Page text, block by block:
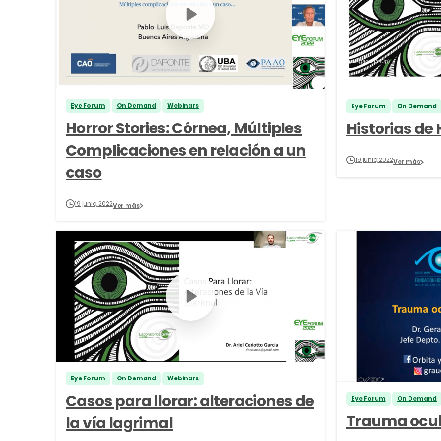
Eye Forum On Demand Webinars
Horror Stories: Córnea, Múltiples
Complicaciones en relación a un
caso
19 junio, 2022Ver más
Eye Forum On Demand
Historias de
19 junio, 2022Ver más
Eye Forum On Demand Webinars
Casos para llorar: alteraciones de
la vía lagrimal
Eye Forum On Demand
Trauma